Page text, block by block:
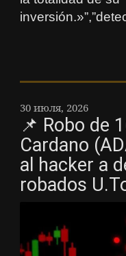
30 июля, 2026
📌 Robo de
Cardano
al hacker a
robados